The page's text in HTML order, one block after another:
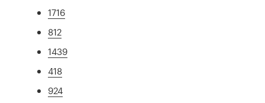
1716
812
1439
418
924